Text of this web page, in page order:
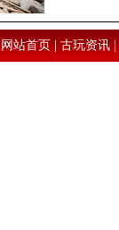
网站首页|古玩资讯|